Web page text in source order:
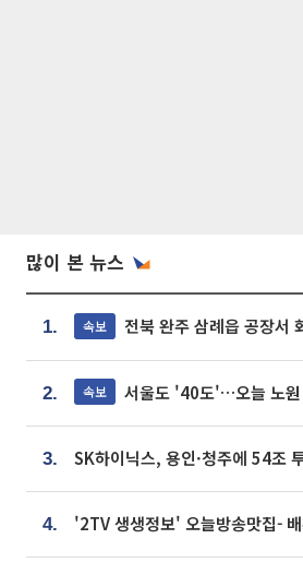
많이 본 뉴스
1. 속보 전북 완주 삼례읍 공장서
2. 속보 서울도 '40도'…오늘 노
3.
4.